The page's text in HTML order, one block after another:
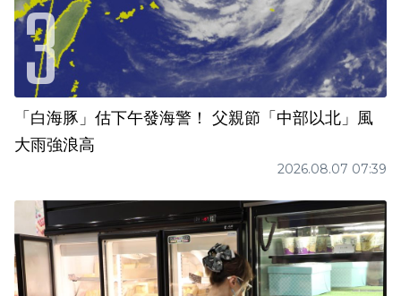
「白海豚」估下午發海警！ 父親節「中部以北」風
大雨強浪高
2026.08.07 07:39